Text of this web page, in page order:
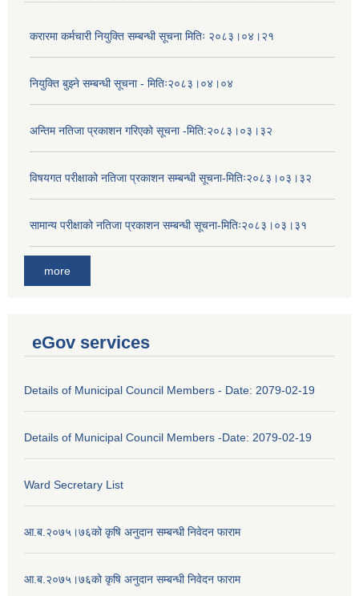
करारमा कर्मचारी नियुक्ति सम्बन्धी सूचना मितिः २०८३।०४।२१
नियुक्ति बुझ्ने सम्बन्धी सूचना - मितिः२०८३।०४।०४
अन्तिम नतिजा प्रकाशन गरिएको सूचना -मिति:२०८३।०३।३२
विषयगत परीक्षाको नतिजा प्रकाशन सम्बन्धी सूचना-मितिः२०८३।०३।३२
सामान्य परीक्षाको नतिजा प्रकाशन सम्बन्धी सूचना-मितिः२०८३।०३।३१
more
eGov services
Details of Municipal Council Members - Date: 2079-02-19
Details of Municipal Council Members -Date: 2079-02-19
Ward Secretary List
आ.ब.२०७५।७६को कृषि अनुदान सम्बन्धी निवेदन फाराम
आ.ब.२०७५।७६को कृषि अनुदान सम्बन्धी निवेदन फाराम